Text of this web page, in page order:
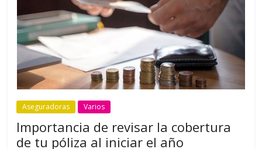
Aseguradoras Varios
Importancia de revisar la cobertura
de tu póliza al iniciar el año